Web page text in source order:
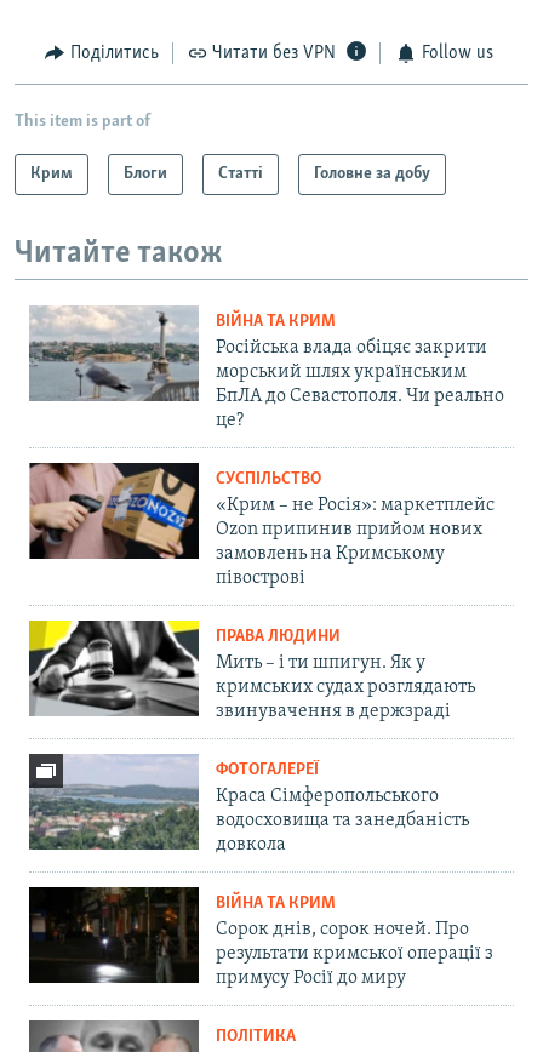
Поділитись Читати без VPN Follow us
This item is part of
Крим Блоги Статті Головне за добу
Читайте також
ВІЙНА ТА КРИМ
Російська влада обіцяє закрити
морський шлях українським
БпЛА до Севастополя. Чи реально
це?
СУСПІЛЬСТВО
«Крим – не Росія»: маркетплейс
Ozon припинив прийом нових
замовлень на Кримському
півострові
ПРАВА ЛЮДИНИ
Мить – і ти шпигун. Як у
кримських судах розглядають
звинувачення в держзраді
ФОТОГАЛЕРЕЇ
Краса Сімферопольського
водосховища та занедбаність
довкола
ВІЙНА ТА КРИМ
Сорок днів, сорок ночей. Про
результати кримської операції з
примусу Росії до миру
ПОЛІТИКА